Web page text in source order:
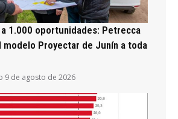
1.000 oportunidades: Petrecca
modelo Proyectar de Junín a toda
9 de agosto de 2026